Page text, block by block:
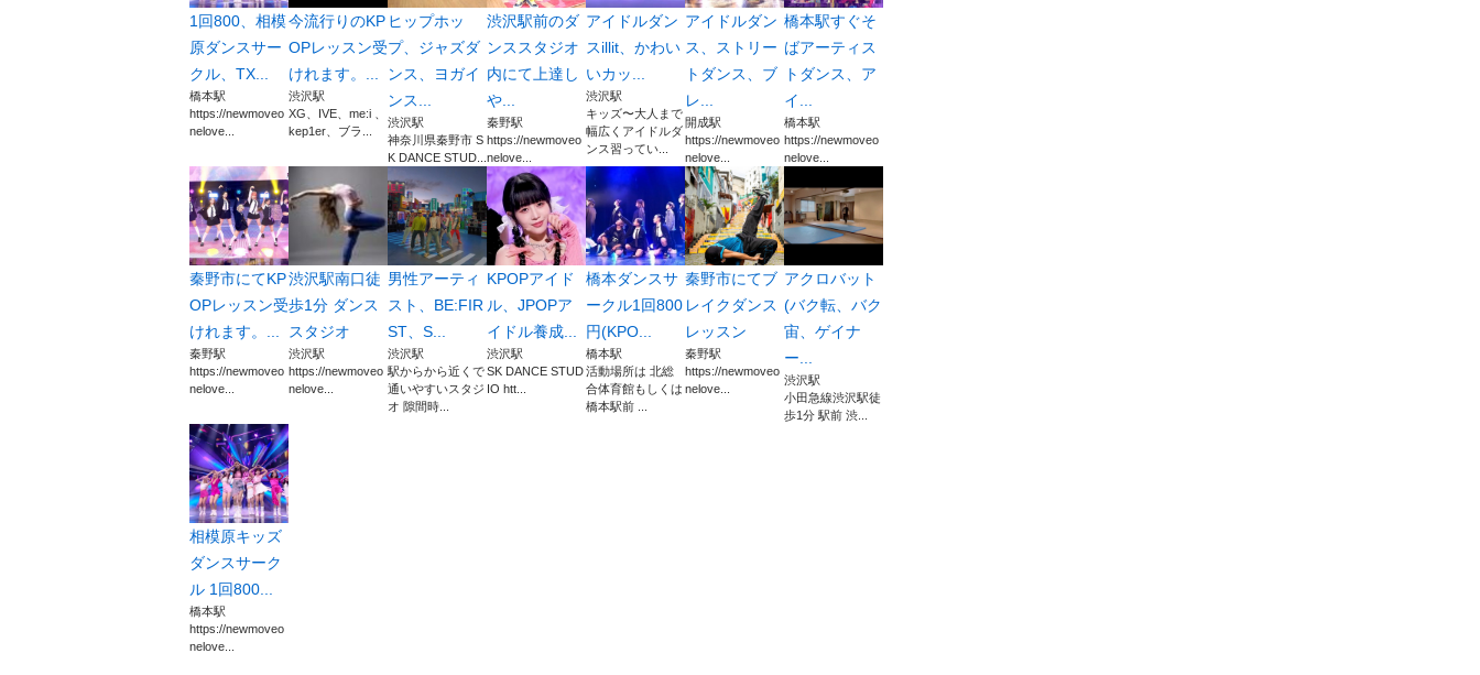
1回800、相模
原ダンスサー
クル、TX...
橋本駅
https://newmoveo
nelove...
今流行りのKP
OPレッスン受
けれます。...
渋沢駅
XG、IVE、me:i 、
kep1er、ブラ...
ヒップホッ
プ、ジャズダ
ンス、ヨガイ
ンス...
渋沢駅
神奈川県秦野市 S
K DANCE STUD...
渋沢駅前のダ
ンススタジオ
内にて上達し
や...
秦野駅
https://newmoveo
nelove...
アイドルダン
スillit、かわい
いカッ...
渋沢駅
キッズ〜大人まで
幅広くアイドルダ
ンス習ってい...
アイドルダン
ス、ストリー
トダンス、ブ
レ...
開成駅
https://newmoveo
nelove...
橋本駅すぐそ
ばアーティス
トダンス、ア
イ...
橋本駅
https://newmoveo
nelove...
秦野市にてKP
OPレッスン受
けれます。...
秦野駅
https://newmoveo
nelove...
渋沢駅南口徒
歩1分 ダンス
スタジオ
渋沢駅
https://newmoveo
nelove...
男性アーティ
スト、BE:FIR
ST、S...
渋沢駅
駅からから近くで
通いやすいスタジ
オ 隙間時...
KPOPアイド
ル、JPOPア
イドル養成...
渋沢駅
SK DANCE STUD
IO htt...
橋本ダンスサ
ークル1回800
円(KPO...
橋本駅
活動場所は 北総
合体育館もしくは
橋本駅前 ...
秦野市にてブ
レイクダンス
レッスン
秦野駅
https://newmoveo
nelove...
アクロバット
(バク転、バク
宙、ゲイナ
ー...
渋沢駅
小田急線渋沢駅徒
歩1分 駅前 渋...
相模原キッズ
ダンスサーク
ル 1回800...
橋本駅
https://newmoveo
nelove...